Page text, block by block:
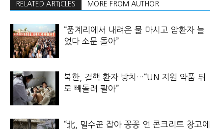
RELATED ARTICLES MORE FROM AUTHOR
“풍계리에서 내려온 물 마시고 암환자 늘
었다 소문 돌아”
북한, 결핵 환자 방치…“UN 지원 약품 뒤
로 빼돌려 팔아”
“北, 밀수꾼 잡아 꽁꽁 언 콘크리트 창고에